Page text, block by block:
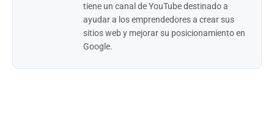
tiene un canal de YouTube destinado a
ayudar a los emprendedores a crear sus
sitios web y mejorar su posicionamiento en
Google.